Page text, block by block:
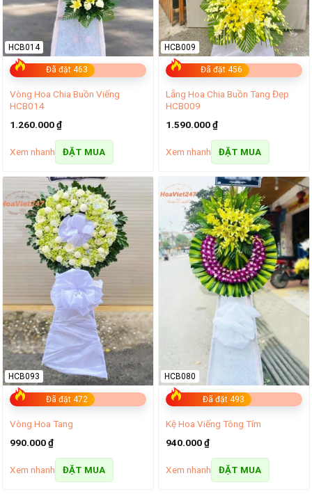
Đã đặt 463
HCB014
Vòng Hoa Chia Buồn Viếng
HCB014
1.260.000₫
Xem nhanh ĐẶT MUA
Đã đặt 456
HCB009
Lẵng Hoa Chia Buồn Tang Đẹp
HCB009
1.590.000₫
Xem nhanh ĐẶT MUA
Đã đặt 472
HCB093
Vòng Hoa Tang
990.000₫
Xem nhanh ĐẶT MUA
Đã đặt 493
HCB080
Kệ Hoa Viếng Tông Tím
940.000₫
Xem nhanh ĐẶT MUA